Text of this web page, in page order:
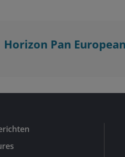
Horizon Pan